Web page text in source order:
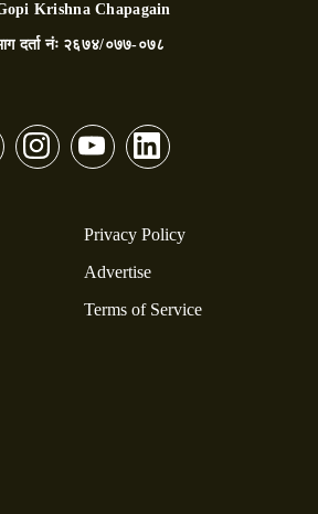
Krishna Chapagain
दर्ता नंः २६७४/०७७-०७८
Privacy Policy
Advertise
Terms of Service